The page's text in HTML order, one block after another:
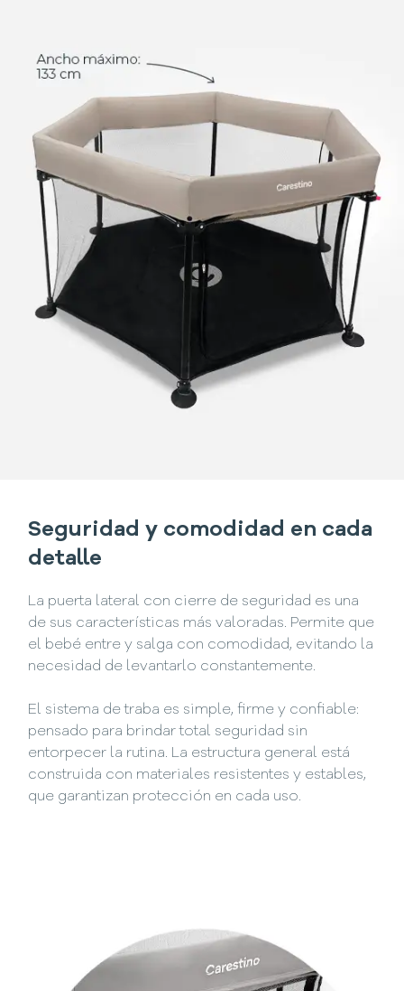
Seguridad y comodidad en cada
detalle
La puerta lateral con cierre de seguridad es una
de sus características más valoradas. Permite que
el bebé entre y salga con comodidad, evitando la
necesidad de levantarlo constantemente.
El sistema de traba es simple, firme y confiable:
pensado para brindar total seguridad sin
entorpecer la rutina. La estructura general está
construida con materiales resistentes y estables,
que garantizan protección en cada uso.